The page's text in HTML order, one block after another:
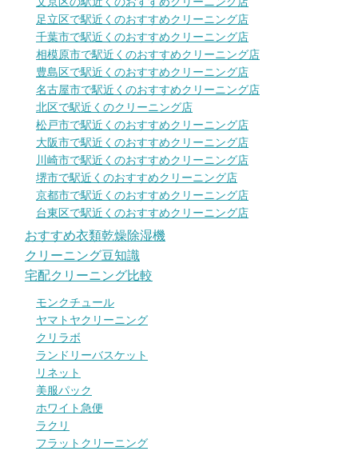
足立区で駅近くのおすすめクリーニング店
千葉市で駅近くのおすすめクリーニング店
相模原市で駅近くのおすすめクリーニング店
豊島区で駅近くのおすすめクリーニング店
名古屋市で駅近くのおすすめクリーニング店
北区で駅近くのクリーニング店
松戸市で駅近くのおすすめクリーニング店
大阪市で駅近くのおすすめクリーニング店
川崎市で駅近くのおすすめクリーニング店
堺市で駅近くのおすすめクリーニング店
京都市で駅近くのおすすめクリーニング店
台東区で駅近くのおすすめクリーニング店
おすすめ衣類乾燥除湿機
クリーニング豆知識
宅配クリーニング比較
モンクチュール
ヤマトヤクリーニング
クリラボ
ランドリーバスケット
リネット
美服パック
ホワイト急便
ラクリ
フラットクリーニング